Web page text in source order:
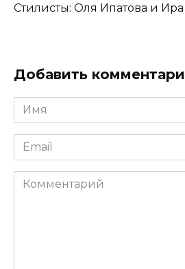
Стилисты: Оля Ипатова и
Добавить
Имя
*
Email
*
Комментарий